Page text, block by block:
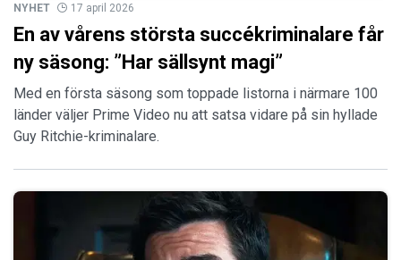
NYHET 17 april 2026
En av vårens största succékriminalare får
ny säsong: ”Har sällsynt magi”
Med en första säsong som toppade listorna i närmare 100
länder väljer Prime Video nu att satsa vidare på sin hyllade
Guy Ritchie-kriminalare.